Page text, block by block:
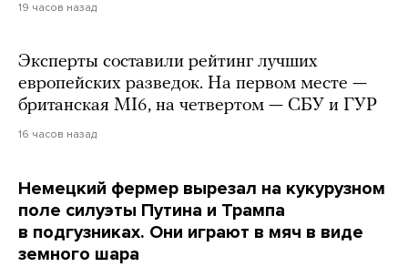
19 часов назад
Эксперты составили рейтинг лучших
европейских разведок. На первом месте —
британская MI6, на четвертом — СБУ и ГУР
16 часов назад
Немецкий фермер вырезал на кукурузном
поле силуэты Путина и Трампа
в подгузниках. Они играют в мяч в виде
земного шара